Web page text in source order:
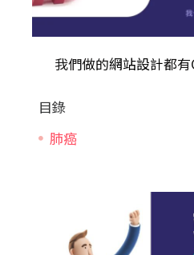
我們做的網站設計都有
目錄
肺癌